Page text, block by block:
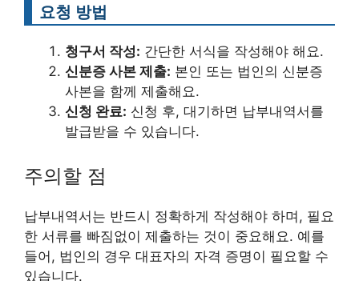
요청 방법
청구서 작성: 간단한 서식을 작성해야 해요.
신분증 사본 제출: 본인 또는 법인의 신분증
사본을 함께 제출해요.
신청 완료: 신청 후, 대기하면 납부내역서를
발급받을 수 있습니다.
주의할 점
납부내역서는 반드시 정확하게 작성해야 하며, 필요
한 서류를 빠짐없이 제출하는 것이 중요해요. 예를
들어, 법인의 경우 대표자의 자격 증명이 필요할 수
있습니다.